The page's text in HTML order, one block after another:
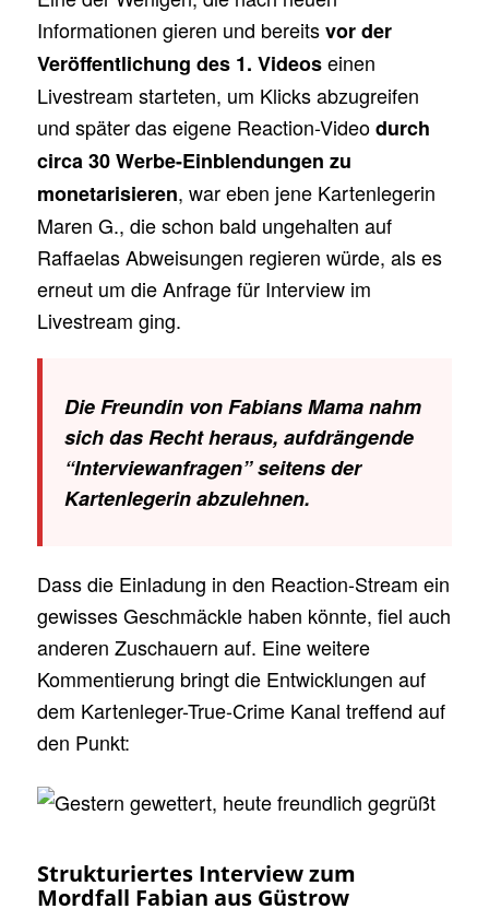
Informationen gieren und bereitsvor der
Veröffentlichung des 1. Videoseinen
Livestream starteten, um Klicks abzugreifen
und später das eigene Reaction-Videodurch
circa 30 Werbe-Einblendungen zu
monetarisieren, war eben jene Kartenlegerin
Maren G., die schon bald ungehalten auf
Raffaelas Abweisungen regieren würde, als es
erneut um die Anfrage für Interview im
Livestream ging.
Die Freundin von Fabians Mama nahm
sich das Recht heraus, aufdrängende
“Interviewanfragen” seitens der
Kartenlegerin abzulehnen.
Dass die Einladung in den Reaction-Stream ein
gewisses Geschmäckle haben könnte, fiel auch
anderen Zuschauern auf. Eine weitere
Kommentierung bringt die Entwicklungen auf
dem Kartenleger-True-Crime Kanal treffend auf
den Punkt:
Strukturiertes Interview zum
Mordfall Fabian aus Güstrow